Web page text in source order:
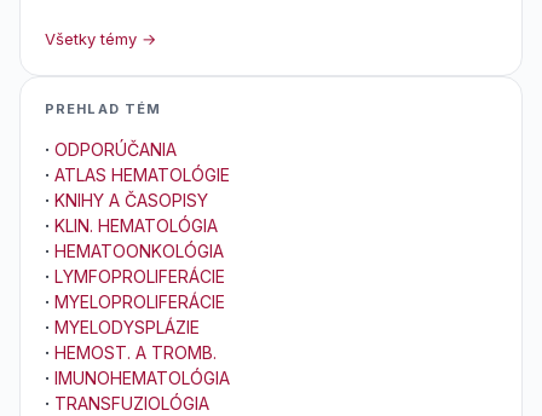
Všetky témy →
PREHLAD TÉM
· ODPORÚČANIA
· ATLAS HEMATOLÓGIE
· KNIHY A ČASOPISY
· KLIN. HEMATOLÓGIA
· HEMATOONKOLÓGIA
· LYMFOPROLIFERÁCIE
· MYELOPROLIFERÁCIE
· MYELODYSPLÁZIE
· HEMOST. A TROMB.
· IMUNOHEMATOLÓGIA
· TRANSFUZIOLÓGIA